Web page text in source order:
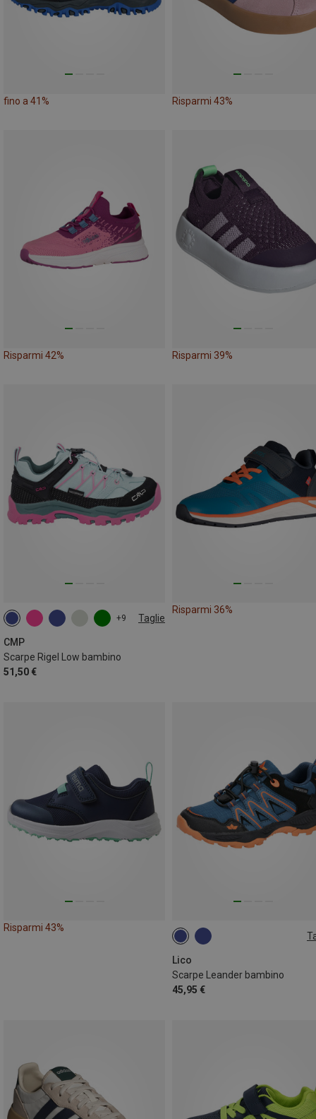
fino a 41% Risparmi 43%
Risparmi 42% Risparmi 39%
+9 Taglie
CMP
Scarpe Rigel Low bambino
51,50 €
Risparmi 36%
Risparmi 43%
Lico
Scarpe Leander bambino
45,95 €
28 29